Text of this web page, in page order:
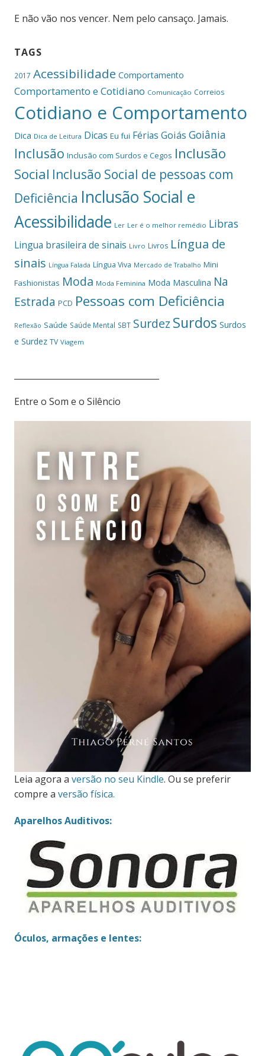
E não vão nos vencer. Nem pelo cansaço. Jamais.
TAGS
2017 Acessibilidade Comportamento
Comportamento e Cotidiano Comunicação Correios
Cotidiano e Comportamento
Dica Dica de Leitura Dicas Eu fui Férias Goiás Goiânia
Inclusão Inclusão com Surdos e Cegos Inclusão
Social Inclusão Social de pessoas com
Deficiência Inclusão Social e
Acessibilidade Ler Ler é o melhor remédio Libras
Lingua brasileira de sinais Livro Livros Língua de
sinais Língua Falada Língua Viva Mercado de Trabalho Mini
Fashionistas Moda Moda Feminina Moda Masculina Na
Estrada PCD Pessoas com Deficiência
Reflexão Saúde Saúde Mental SBT Surdez Surdos Surdos
e Surdez TV Viagem
Entre o Som e o Silêncio
Leia agora a versão no seu Kindle. Ou se preferir
compre a versão física.
Aparelhos Auditivos:
Óculos, armações e lentes: